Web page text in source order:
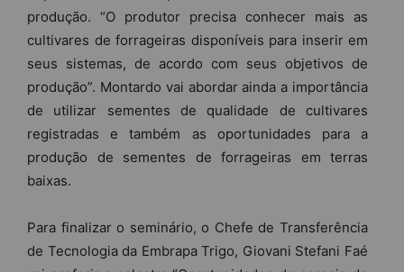
produção. “O produtor precisa conhecer mais as
cultivares de forrageiras disponíveis para inserir em
seus sistemas, de acordo com seus objetivos de
produção”. Montardo vai abordar ainda a importância
de utilizar sementes de qualidade de cultivares
registradas e também as oportunidades para a
produção de sementes de forrageiras em terras
baixas.
Para finalizar o seminário, o Chefe de Transferência
de Tecnologia da Embrapa Trigo, Giovani Stefani Faé